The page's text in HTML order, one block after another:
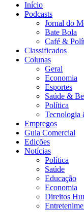
Início
Podcasts
Jornal do
Bate Bola
Café &
Classificados
Colunas
Geral
Economia
Esportes
Saúde &
Política
Tecnologia
Empregos
Guia Comercial
Edições
Notícias
Política
Saúde
Educação
Economia
Direitos